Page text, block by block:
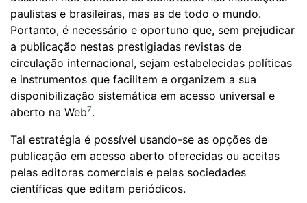
paulistas e brasileiras, mas as de todo o mundo.
Portanto, é necessário e oportuno que, sem prejudicar
a publicação nestas prestigiadas revistas de
circulação internacional, sejam estabelecidas políticas
e instrumentos que facilitem e organizem a sua
disponibilização sistemática em acesso universal e
aberto na Web7.
Tal estratégia é possível usando-se as opções de
publicação em acesso aberto oferecidas ou aceitas
pelas editoras comerciais e pelas sociedades
científicas que editam periódicos.